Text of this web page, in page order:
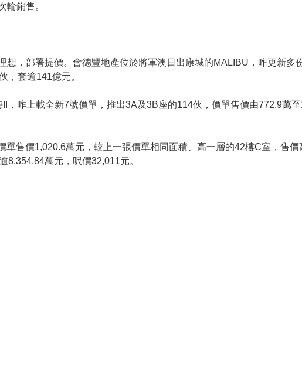
輪銷售。
想，部署提價。會德豐地產位於將軍澳日出康城的MALIBU，昨更新多
，套逾141億元。
，昨上載全新7號價單，推出3A及3B座的114伙，價單售價由772.9萬
售價1,020.6萬元，較上一張價單相同面積、高一層的42樓C室，售
8,354.84萬元，呎價32,011元。